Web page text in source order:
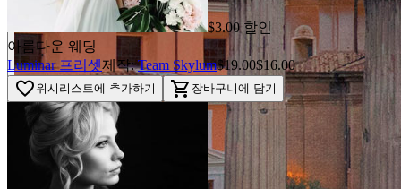
$3.00 할인
아름다운 웨딩
Luminar 프리셋제작: Team Skylum$19.00$16.00
favorite_border 위시리스트에 추가하기 shopping_cart 장바구니에 담기